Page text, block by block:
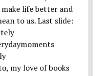
my love of books